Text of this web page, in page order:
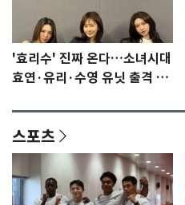
'효리수' 진짜 온다…소녀시대
효연·유리·수영 유닛 출격 [N
스포츠